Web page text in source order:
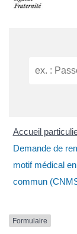
Accueil
Demande de
motif médical
commun
Formulaire